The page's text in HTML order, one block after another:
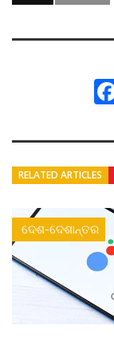
RELATED ARTICLES
ଦେଶ-ଦେଶାନ୍ତର